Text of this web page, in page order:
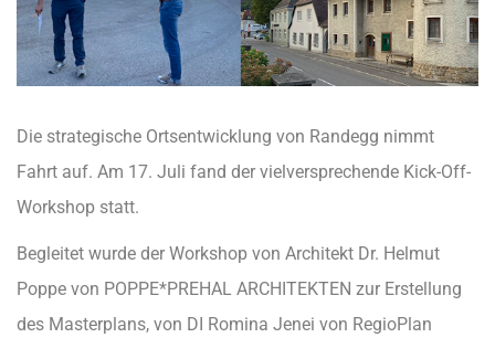
Die strategische Ortsentwicklung von Randegg nimmt
Fahrt auf. Am 17. Juli fand der vielversprechende Kick-Off-
Workshop statt.
Begleitet wurde der Workshop von Architekt Dr. Helmut
Poppe von POPPE*PREHAL ARCHITEKTEN zur Erstellung
des Masterplans, von DI Romina Jenei von RegioPlan